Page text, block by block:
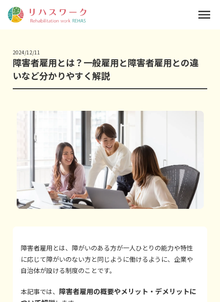
2024/12/11
障害者雇用とは？一般雇用と障害者雇用との違
いなど分かりやすく解説
障害者雇用とは、障がいのある方が一人ひとりの能力や特性
に応じて障がいのない方と同じように働けるように、企業や
自治体が設ける制度のことです。
本記事では、 障害者雇用の概要やメリット・デメリットに
menu